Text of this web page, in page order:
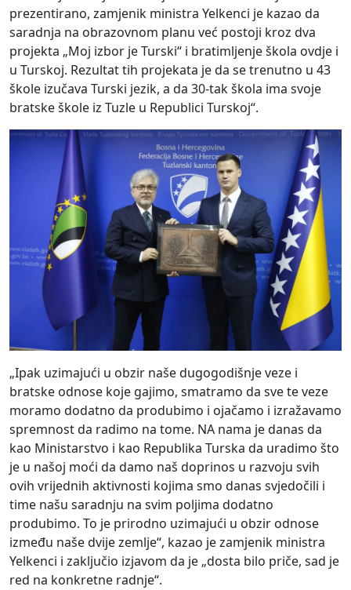
prezentirano, zamjenik ministra Yelkenci je kazao da
saradnja na obrazovnom planu već postoji kroz dva
projekta „Moj izbor je Turski“ i bratimljenje škola ovdje i
u Turskoj. Rezultat tih projekata je da se trenutno u 43
škole izučava Turski jezik, a da 30-tak škola ima svoje
bratske škole iz Tuzle u Republici Turskoj“.
„Ipak uzimajući u obzir naše dugogodišnje veze i
bratske odnose koje gajimo, smatramo da sve te veze
moramo dodatno da produbimo i ojačamo i izražavamo
spremnost da radimo na tome. NA nama je danas da
kao Ministarstvo i kao Republika Turska da uradimo što
je u našoj moći da damo naš doprinos u razvoju svih
ovih vrijednih aktivnosti kojima smo danas svjedočili i
time našu saradnju na svim poljima dodatno
produbimo. To je prirodno uzimajući u obzir odnose
između naše dvije zemlje“, kazao je zamjenik ministra
Yelkenci i zaključio izjavom da je „dosta bilo priče, sad je
red na konkretne radnje“.